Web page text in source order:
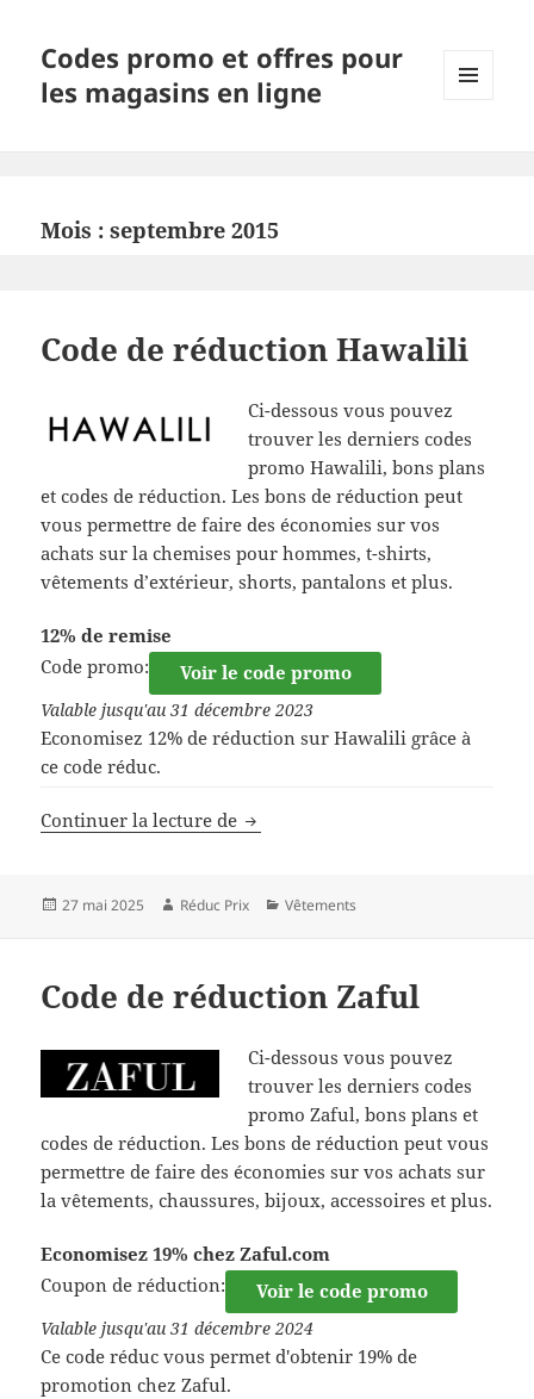
Codes promo et offres pour
les magasins en ligne
Mois :septembre 2015
Code de réduction Hawalili
Ci-dessous vous pouvez
trouver les derniers codes
promo Hawalili, bons plans
et codes de réduction. Les bons de réduction peut
vous permettre de faire des économies sur vos
achats sur la chemises pour hommes, t-shirts,
vêtements d’extérieur, shorts, pantalons et plus.
12% de remise
Code promo:
Voir le code promo
Valable jusqu'au 31 décembre 2023
Economisez 12% de réduction sur Hawalili grâce à
ce code réduc.
Continuer la lecture de Code de réduction Hawalili
Publié
27 mai 2025 Auteur
Réduc Prix Catégories
Vêtements
Code de réduction Zaful
Ci-dessous vous pouvez
trouver les derniers codes
promo Zaful, bons plans et
codes de réduction. Les bons de réduction peut vous
permettre de faire des économies sur vos achats sur
la vêtements, chaussures, bijoux, accessoires et plus.
Economisez 19% chez Zaful.com
Coupon de réduction:
Voir le code promo
Valable jusqu'au 31 décembre 2024
Ce code réduc vous permet d'obtenir 19% de
promotion chez Zaful.